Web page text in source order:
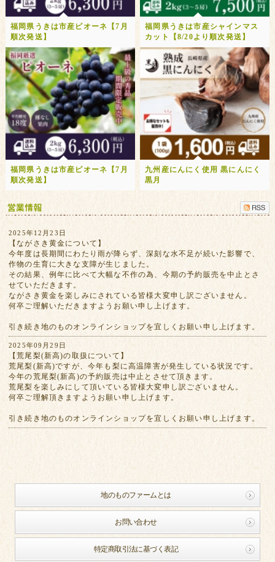
福岡県うきは市産ピオーネ【7月
順次発送】
福岡県うきは市産シャインマス
カット【8/20より順次発送】
福岡県うきは市産ピオーネ【7月
順次発送】
九州産にんにく使用 黒にんにく
黒月
2025年12月23日
【ながさき黄金について】
今年度は長期間にわたり雨が降らず、深刻な水不足が続いた影響で、
作物の生育に大きな支障が生じました。
その結果、例年に比べて大幅な不作の為、今期の予約販売を中止とさ
せていただきます。
ながさき黄金を楽しみにされている皆様大変申し訳ございません。
何卒ご理解いただきますようお願い申し上げます。
引き続き地のものオンラインショップを宜しくお願い申し上げます。
2025年09月29日
【荒尾梨(新高)の取扱について】
荒尾梨(新高)ですが、今年も梨に高温障害が発生している状況です。
今年の荒尾梨(新高)の予約販売は中止とさせて頂きます。
荒尾梨を楽しみにして頂いている皆様大変申し訳ございません。
何卒ご理解頂きますようお願い申し上げます。
引き続き地のものオンラインショップを宜しくお願い申し上げます。
地のものファームとは
お問い合わせ
特定商取引法に基づく表記